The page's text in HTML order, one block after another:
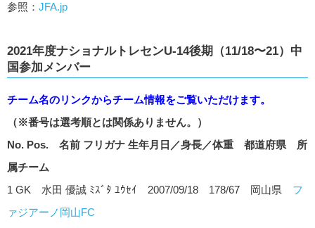
参照： JFA.jp
2021年度ナショナルトレセンU-14後期（11/18〜21）中
国参加メンバー
チーム名のリンクからチーム情報をご覧いただけます。
（※番号は選考順とは関係ありません。）
No. Pos. 名前 フリガナ 生年月日／身長／体重 都道府県 所
属チーム
1 GK 水田 優誠 ﾐｽﾞﾀ ﾕｳｾｲ 2007/09/18 178/67 岡山県 フ
ァジアーノ岡山FC